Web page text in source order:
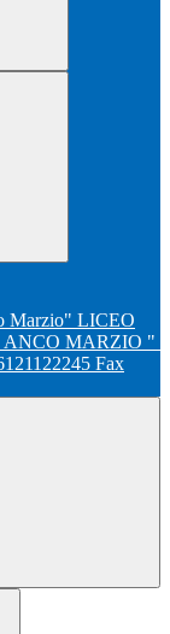
LICEO
ANCO MARZIO "
Fax